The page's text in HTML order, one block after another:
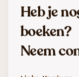
Heb je
boeken?
Neem